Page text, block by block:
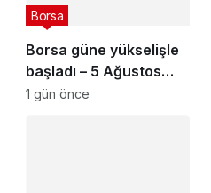
Borsa güne yükselişle
başladı – 5 Ağustos
2026
Borsa
1 gün önce